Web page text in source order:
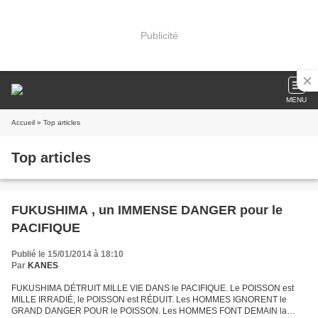
Publicité
MENU
Accueil » Top articles
Top articles
FUKUSHIMA , un IMMENSE DANGER pour le
PACIFIQUE
Publié le 15/01/2014 à 18:10
Par KANES
FUKUSHIMA DÉTRUIT MILLE VIE DANS le PACIFIQUE. Le POISSON est
MILLE IRRADIÉ, le POISSON est RÉDUIT. Les HOMMES IGNORENT le
GRAND DANGER POUR le POISSON. Les HOMMES FONT DEMAIN la